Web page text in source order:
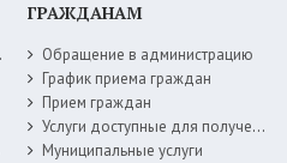
ГРАЖДАНАМ
Обращение в администрацию
График приема граждан
Прием граждан
Услуги доступные для получения в электронной форме
Муниципальные услуги